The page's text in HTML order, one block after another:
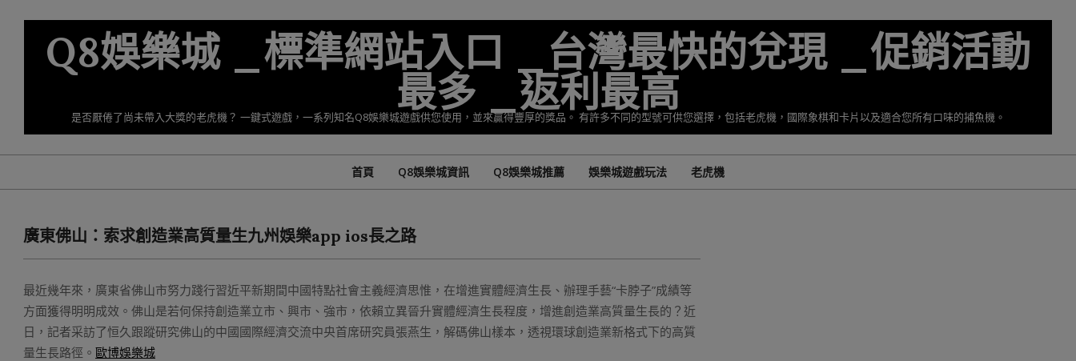
Q8娛樂城 _標準網站入口 _台灣最快的兌現 _促銷活動
最多 _返利最高
是否厭倦了尚未帶入大獎的老虎機？ 一鍵式遊戲，一系列知名Q8娛樂城遊戲供您使用，並來贏得豐厚的獎品。 有許多不同的型號可供您選擇，包括老虎機，國際象棋和卡片以及適合您所有口味的捕魚機。
Primary
首頁 Q8娛樂城資訊 Q8娛樂城推薦 娛樂城遊戲玩法 老虎機
廣東佛山：索求創造業高質量生九州娛樂app ios長之路
最近幾年來，廣東省佛山市努力踐行習近平新期間中國特點社會主義經濟思惟，在增進實體經濟生長、辦理手藝“卡脖子”成績等
方面獲得明明成效。佛山是若何保持創造業立市、興市、強市，依賴立異晉升實體經濟生長程度，增進創造業高質量生長的？近
日，記者采訪了恒久跟蹤研究佛山的中國國際經濟交流中央首席研究員張燕生，解碼佛山樣本，透視環球創造業新格式下的高質
量生長路徑。 歐博娛樂城